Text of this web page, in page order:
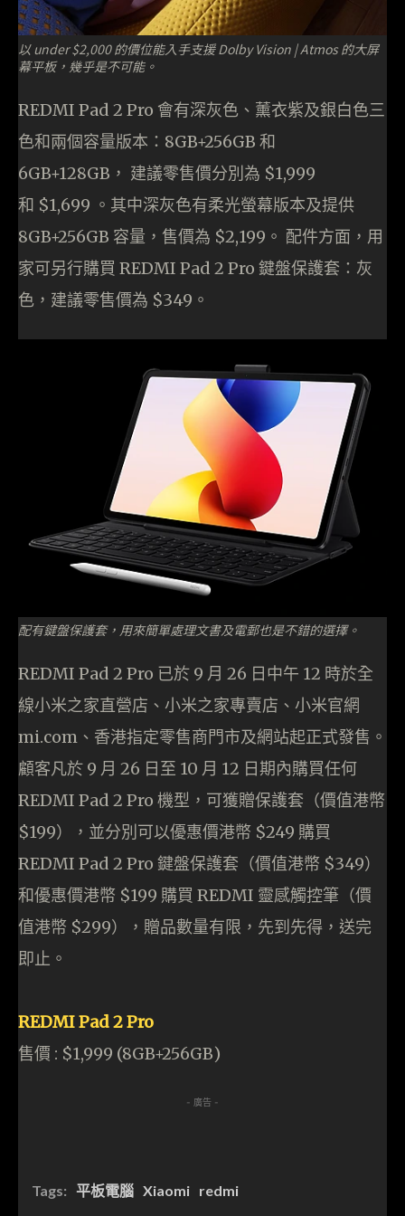
以 under $2,000 的價位能入手支援 Dolby Vision | Atmos 的大屏
幕平板，幾乎是不可能。
REDMI Pad 2 Pro 會有深灰色、薰衣紫及銀白色三
色和兩個容量版本：8GB+256GB 和
6GB+128GB， 建議零售價分別為 $1,999
和 $1,699 。其中深灰色有柔光螢幕版本及提供
8GB+256GB 容量，售價為 $2,199。 配件方面，用
家可另行購買 REDMI Pad 2 Pro 鍵盤保護套：灰
色，建議零售價為 $349。
配有鍵盤保護套，用來簡單處理文書及電郵也是不錯的選擇。
REDMI Pad 2 Pro 已於 9 月 26 日中午 12 時於全
線小米之家直營店、小米之家專賣店、小米官網
mi.com、香港指定零售商門市及網站起正式發售。
顧客凡於 9 月 26 日至 10 月 12 日期內購買任何
REDMI Pad 2 Pro 機型，可獲贈保護套（價值港幣
$199），並分別可以優惠價港幣 $249 購買
REDMI Pad 2 Pro 鍵盤保護套（價值港幣 $349）
和優惠價港幣 $199 購買 REDMI 靈感觸控筆（價
值港幣 $299），贈品數量有限，先到先得，送完
即止。
REDMI Pad 2 Pro
售價 : $1,999 (8GB+256GB)
- 廣告 -
Tags: 平板電腦 Xiaomi redmi